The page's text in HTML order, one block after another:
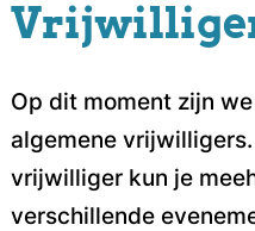
Op dit moment zijn
algemene
vrijwilliger kun je
verschillende